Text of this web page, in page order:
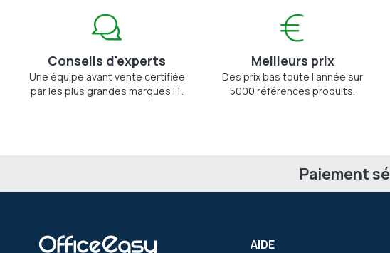
Conseils d'experts
Une équipe avant vente certifiée
par les plus grandes marques IT.
Meilleurs prix
Des prix bas toute l'année sur
5000 références produits.
Paiement
AIDE